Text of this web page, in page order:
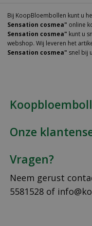
Bij KoopBloembollen kunt u
Sensation cosmea" online
Sensation cosmea" kunt u
webshop. Wij leveren het
Sensation cosmea" snel bij
Onze
Vragen?
Neem gerust
5581528 of